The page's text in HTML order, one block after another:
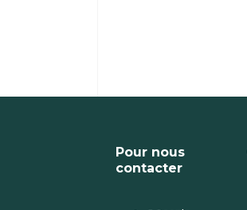
Pour nous
contacter